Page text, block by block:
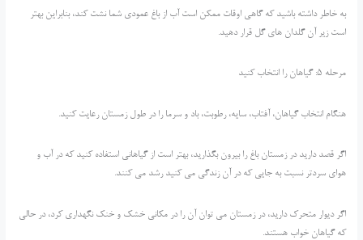
به خاطر داشته باشید که گاهی اوقات ممکن است آب از باغ عمودی شما نشت کند، بنابراین بهتر
است زیر آن گلدان های گل قرار دهید.
مرحله 5: گیاهان را انتخاب کنید
هنگام انتخاب گیاهان، آفتاب، سایه، رطوبت، باد و سرما را در طول زمستان رعایت کنید.
اگر قصد دارید در زمستان باغ را بیرون بگذارید، بهتر است از گیاهانی استفاده کنید که در آب و
هوای سردتر نسبت به جایی که در آن زندگی می کنید رشد می کنند.
اگر دیوار متحرک دارید، در زمستان می توان آن را در مکانی خشک و خنک نگهداری کرد، در حالی
که گیاهان خواب هستند.